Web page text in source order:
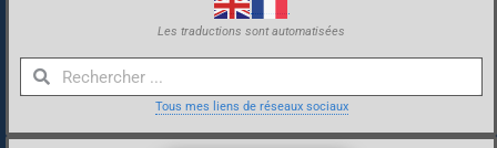
Les traductions sont automatisées
Tous mes liens de réseaux sociaux